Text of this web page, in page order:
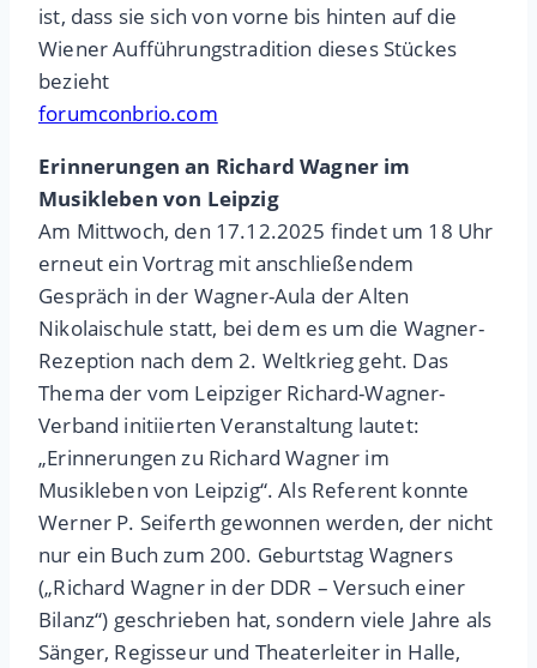
ist, dass sie sich von vorne bis hinten auf die
Wiener Aufführungstradition dieses Stückes
bezieht
forumconbrio.com
Erinnerungen an Richard Wagner im
Musikleben von Leipzig
Am Mittwoch, den 17.12.2025 findet um 18 Uhr
erneut ein Vortrag mit anschließendem
Gespräch in der Wagner-Aula der Alten
Nikolaischule statt, bei dem es um die Wagner-
Rezeption nach dem 2. Weltkrieg geht. Das
Thema der vom Leipziger Richard-Wagner-
Verband initiierten Veranstaltung lautet:
„Erinnerungen zu Richard Wagner im
Musikleben von Leipzig“. Als Referent konnte
Werner P. Seiferth gewonnen werden, der nicht
nur ein Buch zum 200. Geburtstag Wagners
(„Richard Wagner in der DDR – Versuch einer
Bilanz“) geschrieben hat, sondern viele Jahre als
Sänger, Regisseur und Theaterleiter in Halle,